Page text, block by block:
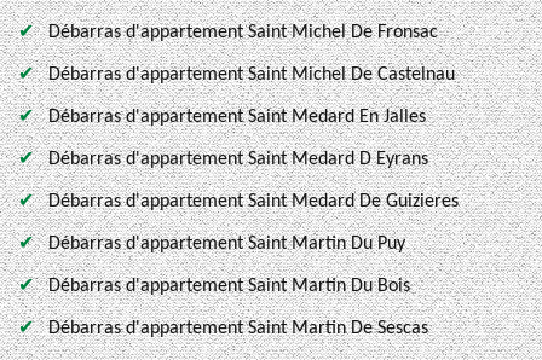
Débarras d'appartement Saint Michel De Fronsac
Débarras d'appartement Saint Michel De Castelnau
Débarras d'appartement Saint Medard En Jalles
Débarras d'appartement Saint Medard D Eyrans
Débarras d'appartement Saint Medard De Guizieres
Débarras d'appartement Saint Martin Du Puy
Débarras d'appartement Saint Martin Du Bois
Débarras d'appartement Saint Martin De Sescas